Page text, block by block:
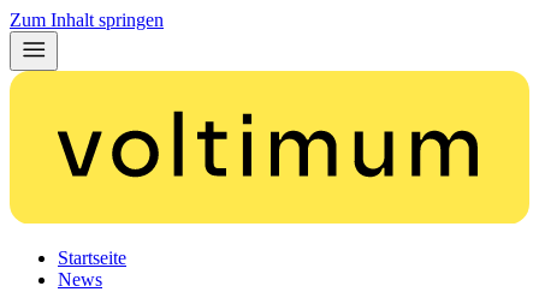
Zum Inhalt springen
Startseite
News